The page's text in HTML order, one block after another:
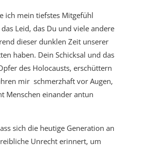
ich mein tiefstes Mitgefühl
Leid, das Du und viele andere
dieser dunklen Zeit unserer
haben. Dein Schicksal und das
des Holocausts, erschüttern
mir schmerzhaft vor Augen,
Menschen einander antun
sich die heutige Generation an
Unrecht erinnert, um